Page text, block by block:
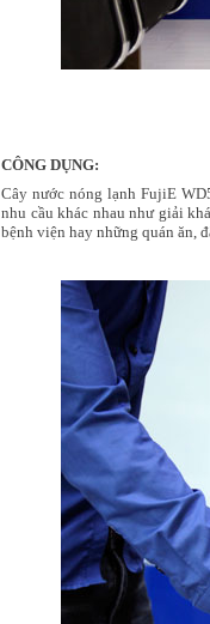
CÔNG DỤNG:
Cây nước nóng lạnh FujiE
nhu cầu khác nhau như giải
bệnh viện hay những quán ăn,